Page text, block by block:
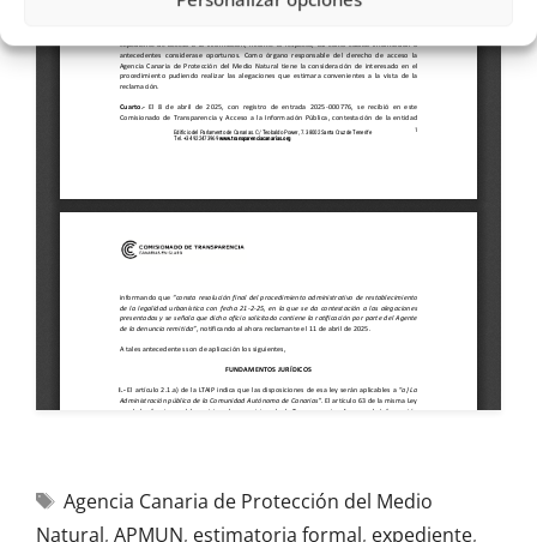
Agencia Canaria de Protección del Medio
Natural, APMUN, estimatoria formal, expediente,